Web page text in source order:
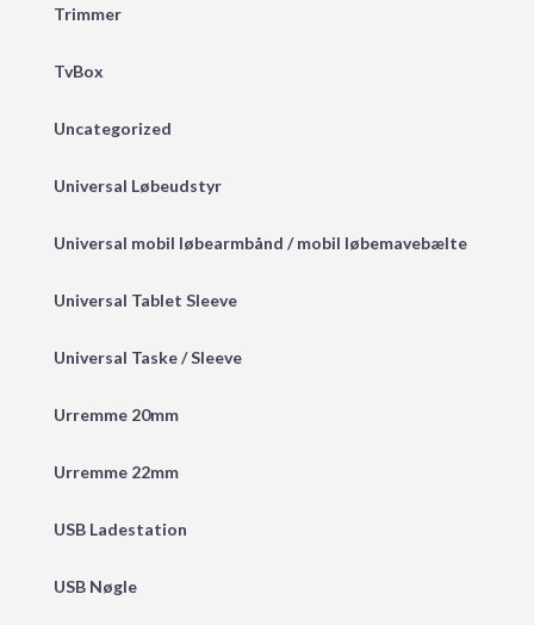
Trimmer
TvBox
Uncategorized
Universal Løbeudstyr
Universal mobil løbearmbånd / mobil løbemavebælte
Universal Tablet Sleeve
Universal Taske / Sleeve
Urremme 20mm
Urremme 22mm
USB Ladestation
USB Nøgle